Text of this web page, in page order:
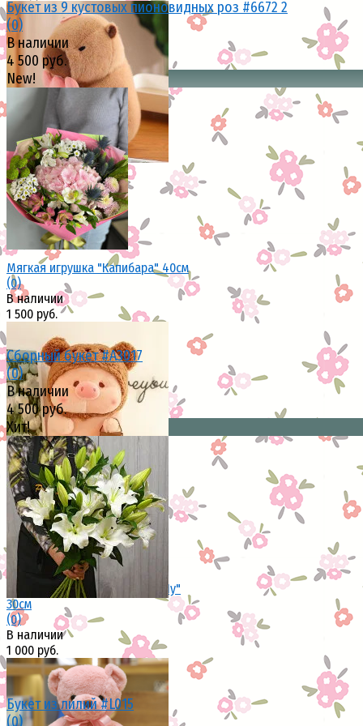
избранное сравнить
избранное сравнить
Мягкая игрушка "Капибара" 40см
(0)
В наличии
1 500 руб.
Мягкая игрушка "Свинка Лу-Лу"
30см
(0)
В наличии
1 000 руб.
избранное сравнить
Букет из 9 кустовых пионовидных роз #6672 2
(0)
В наличии
4 500 руб.
New!
избранное сравнить
Сборный букет #A3017
(0)
В наличии
4 500 руб.
Хит!
Букет из лилий #L015
(0)